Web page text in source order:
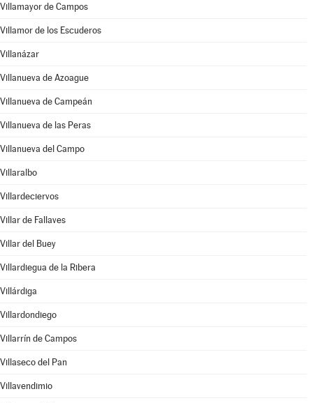
Villamayor de Campos
Villamor de los Escuderos
Villanázar
Villanueva de Azoague
Villanueva de Campeán
Villanueva de las Peras
Villanueva del Campo
Villaralbo
Villardeciervos
Villar de Fallaves
Villar del Buey
Villardiegua de la Ribera
Villárdiga
Villardondiego
Villarrín de Campos
Villaseco del Pan
Villavendimio